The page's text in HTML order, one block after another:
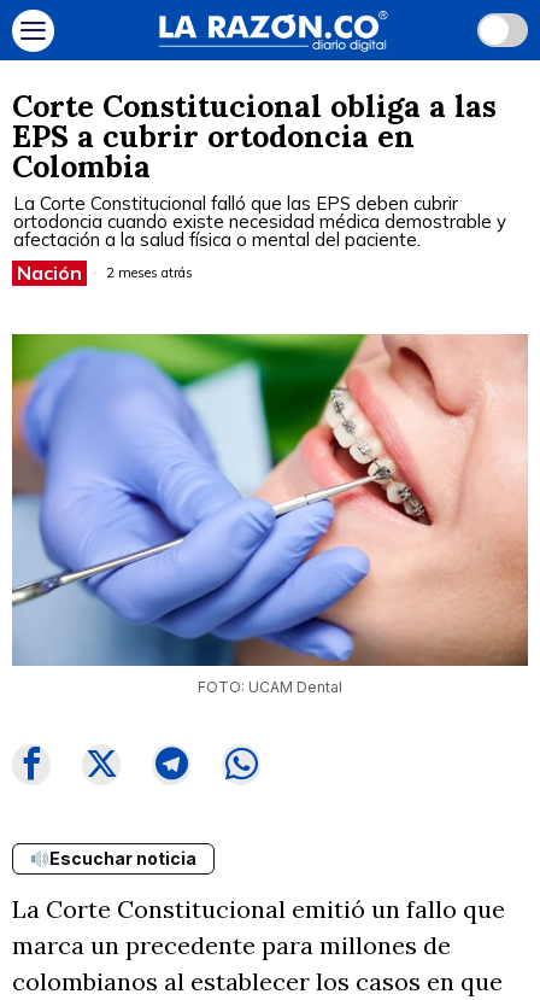
Corte Constitucional obliga a las
EPS a cubrir ortodoncia en
Colombia
La Corte Constitucional falló que las EPS deben cubrir
ortodoncia cuando existe necesidad médica demostrable y
afectación a la salud física o mental del paciente.
Nación 2 meses atrás
FOTO: UCAM Dental
Escuchar noticia
La Corte Constitucional emitió un fallo que
marca un precedente para millones de
colombianos al establecer los casos en que